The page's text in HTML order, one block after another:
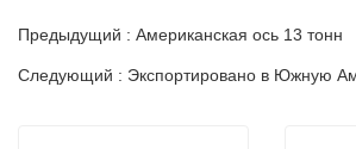
Предыдущий : Американская ось 13 тонн